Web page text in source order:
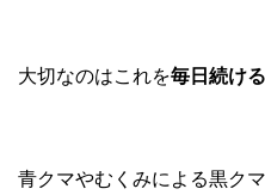
大切なのはこれを毎日続け
青クマやむくみによる黒ク